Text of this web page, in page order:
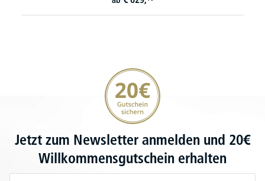
20€ Gutschein sichern
Jetzt zum Newsletter anmelden und 20€
Willkommensgutschein erhalten